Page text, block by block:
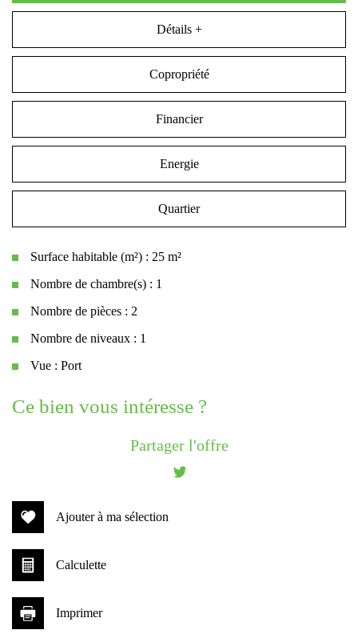
Détails +
Copropriété
Financier
Energie
Quartier
Surface habitable (m²) : 25 m²
Nombre de chambre(s) : 1
Nombre de pièces : 2
Nombre de niveaux : 1
Vue : Port
la ville de gruissan ()
ce bien vous intéresse ?
Partager l'offre
Ajouter à ma sélection
Calculette
Imprimer